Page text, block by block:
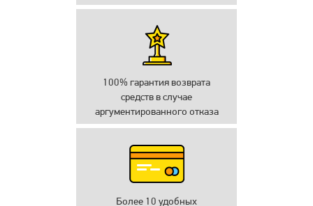
100% гарантия возврата
средств в случае
аргументированного отказа
Более 10 удобных